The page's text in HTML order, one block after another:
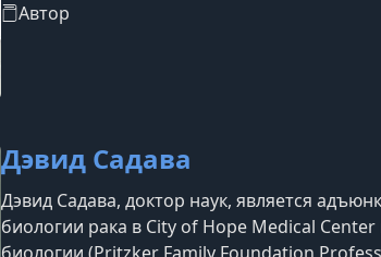
ведущим образовательных уроков.
Автор
Дэвид Садава
Дэвид Садава, доктор наук, является
биологии рака в City of Hope Medical